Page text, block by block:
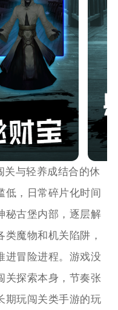
关与轻养成结合的休
低，日常碎片化时间
秘古堡内部，逐层解
魔物和机关陷阱，
进冒险进程。游戏没
关探索本身，节奏张
期玩闯关类手游的玩